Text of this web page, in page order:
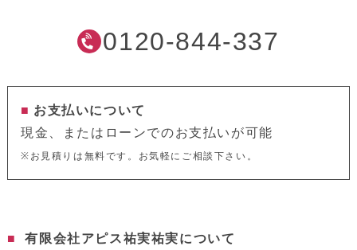
0120-844-337
お支払いについて
現金、またはローンでのお支払いが可能
※お見積りは無料です。お気軽にご相談下さい。
有限会社アピス祐実祐実について